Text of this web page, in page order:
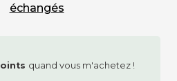
quand vous m'achetez !
échangés